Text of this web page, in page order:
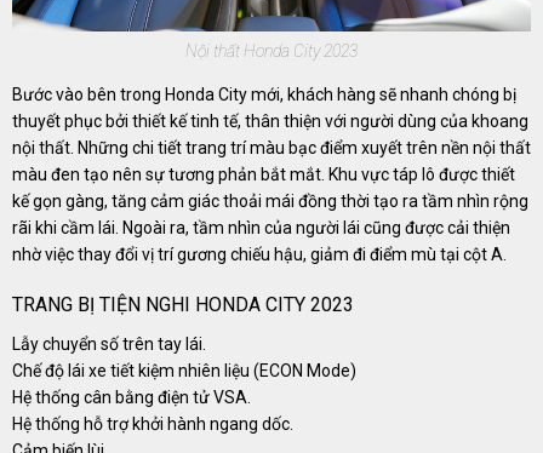
Nội thất Honda City 2023
Bước vào bên trong Honda City mới, khách hàng sẽ nhanh chóng bị
thuyết phục bởi thiết kế tinh tế, thân thiện với người dùng của khoang
nội thất. Những chi tiết trang trí màu bạc điểm xuyết trên nền nội thất
màu đen tạo nên sự tương phản bắt mắt. Khu vực táp lô được thiết
kế gọn gàng, tăng cảm giác thoải mái đồng thời tạo ra tầm nhìn rộng
rãi khi cầm lái. Ngoài ra, tầm nhìn của người lái cũng được cải thiện
nhờ việc thay đổi vị trí gương chiếu hậu, giảm đi điểm mù tại cột A.
TRANG BỊ TIỆN NGHI HONDA CITY 2023
Lẫy chuyển số trên tay lái.
Chế độ lái xe tiết kiệm nhiên liệu (ECON Mode)
Hệ thống cân bằng điện tử VSA.
Hệ thống hỗ trợ khởi hành ngang dốc.